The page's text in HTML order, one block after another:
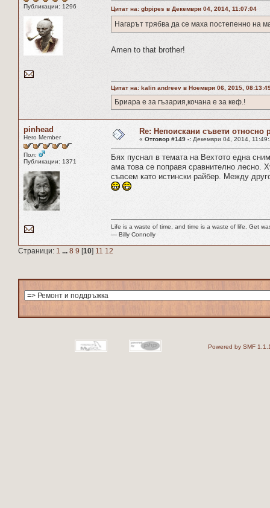
Публикации: 1296 Цитат на: gbpipes в Декември 04, 2014, 11:07:04
Нагарът трябва да се маха постепенно на
Amen to that brother!
Цитат на: kalin andreev в Ноември 06, 2015,
Бриара е за гъзария,кочана е за кеф.!
pinhead
Hero Member
Пол:
Публикации: 1371
Re: Непоискани съвети относно
« Отговор #149 -: Декември 04, 2014,
Бях пуснал в темата на Вехтото една
ама това се поправя сравнително лесно.
съвсем като истински райбер. Между
Life is a waste of time, and time is a waste of life. Get
― Billy Connolly
Страници: 1 ... 8 9 [10] 11 12
Powered by SMF